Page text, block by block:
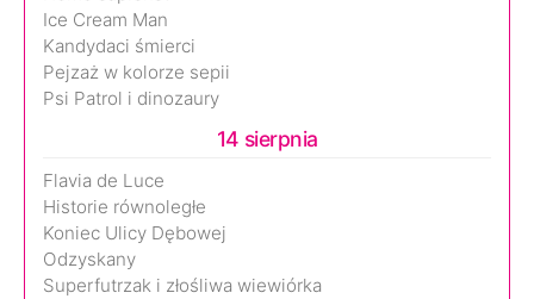
Ice Cream Man
Kandydaci śmierci
Pejzaż w kolorze sepii
Psi Patrol i dinozaury
14 sierpnia
Flavia de Luce
Historie równoległe
Koniec Ulicy Dębowej
Odzyskany
Superfutrzak i złośliwa wiewiórka